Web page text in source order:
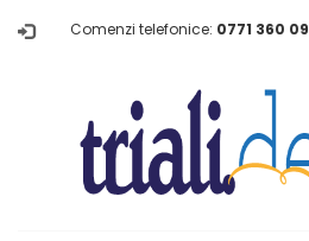
Comenzi telefonice: 0771 360